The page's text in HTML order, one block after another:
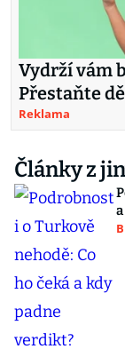
Vydrží vám
Přestaňte
Reklama
Články z